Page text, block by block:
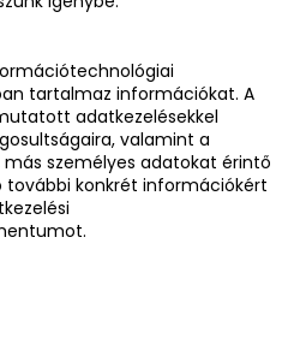
tartalmaz információkat. A
adatkezelésekkel
valamint a
személyes adatokat érintő
további konkrét információkért